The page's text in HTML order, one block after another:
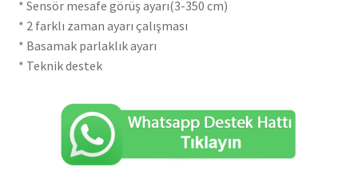
* Sensör mesafe görüş ayarı(3-350 cm)
* 2 farklı zaman ayarı çalışması
* Basamak parlaklık ayarı
* Teknik destek